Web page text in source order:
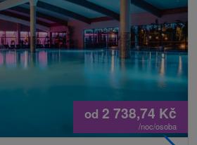
od 2 738,74 Kč
/noc/osoba